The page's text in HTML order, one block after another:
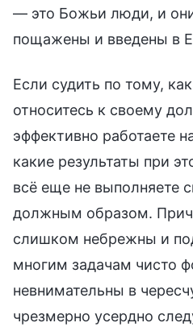
— это Божьи люди, и
пощажены и введены в
Если судить по тому,
относитесь к своему
эффективно работаете
какие результаты при
всё еще не выполняете
должным образом.
слишком небрежны и
многим задачам чисто
невнимательны в
чрезмерно усердно